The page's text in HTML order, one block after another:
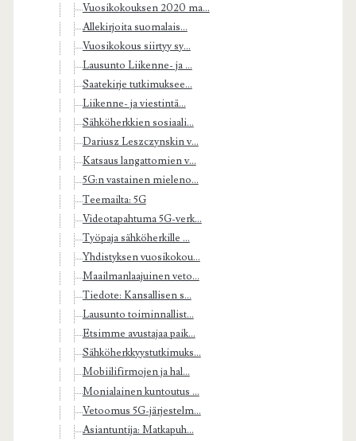
Vuosikokouksen 2020 ma...
Allekirjoita suomalais...
Vuosikokous siirtyy sy...
Lausunto Liikenne- ja ...
Saatekirje tutkimuksee...
Liikenne- ja viestintä...
Sähköherkkien sosiaali...
Dariusz Leszczynskin v...
Katsaus langattomien v...
5G:n vastainen mieleno...
Teemailta: 5G
Videotapahtuma 5G-verk...
Työpaja sähköherkille ...
Yhdistyksen vuosikokou...
Maailmanlaajuinen veto...
Tiedote: Kansallisen s...
Lausunto toiminnallist...
Etsimme avustajaa paik...
Sähköherkkyystutkimuks...
Mobiilifirmojen ja hal...
Monialainen kuntoutus ...
Vetoomus 5G-järjestelm...
Asiantuntija: Matkapuh...